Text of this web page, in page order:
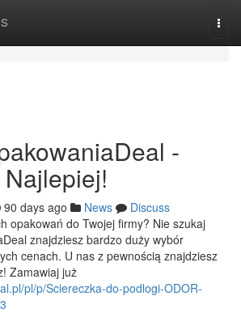
-
90 days ago News
Discuss
opakowań do Twojej firmy? Nie szukaj
znajdziesz bardzo duży wybór
cenach. U nas z pewnością znajdziesz
Zamawiaj już
pl/p/Sciereczka-do-podlogi-ODOR-